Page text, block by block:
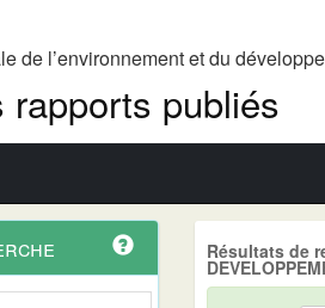
de l’environnement et du
rapports publiés
Résultats de